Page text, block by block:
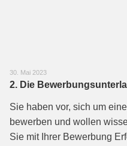
30. Mai 2023
2. Die
Sie haben vor, sich um
bewerben und wollen
Sie mit Ihrer Bewerbung